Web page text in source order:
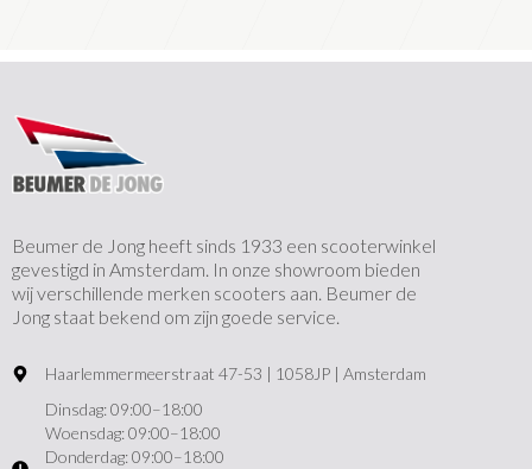
Beumer de Jong heeft sinds 1933 een scooterwinkel
gevestigd in Amsterdam. In onze showroom bieden
wij verschillende merken scooters aan. Beumer de
Jong staat bekend om zijn goede service.
Haarlemmermeerstraat 47-53 | 1058JP | Amsterdam
Dinsdag: 09:00–18:00
Woensdag: 09:00–18:00
Donderdag: 09:00–18:00